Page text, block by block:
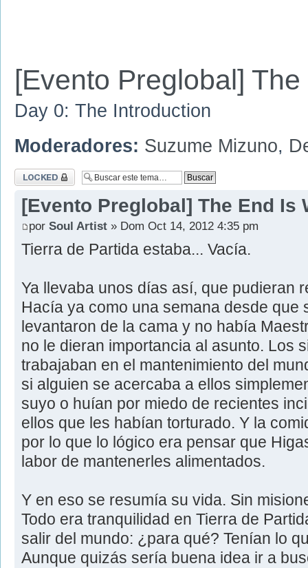
[Evento Preglobal]
Day 0: The Introduction
Moderadores: Suzume Mizuno,
Tema cerrado
[Evento Preglobal] The End Is
por Soul Artist » Dom Oct 14, 2012 4:35 pm
Tierra de Partida estaba... Vacía.
Ya llevaba unos días así, que pudieran
Hacía ya como una semana desde que
levantaron de la cama y no había
no le dieran importancia al asunto. Los
trabajaban en el mantenimiento del
si alguien se acercaba a ellos
suyo o huían por miedo de recientes
ellos que les habían torturado. Y la
por lo que lo lógico era pensar que
labor de mantenerles alimentados.
Y en eso se resumía su vida. Sin
Todo era tranquilidad en Tierra de
salir del mundo: ¿para qué? Tenían lo
Aunque quizás sería buena idea ir a